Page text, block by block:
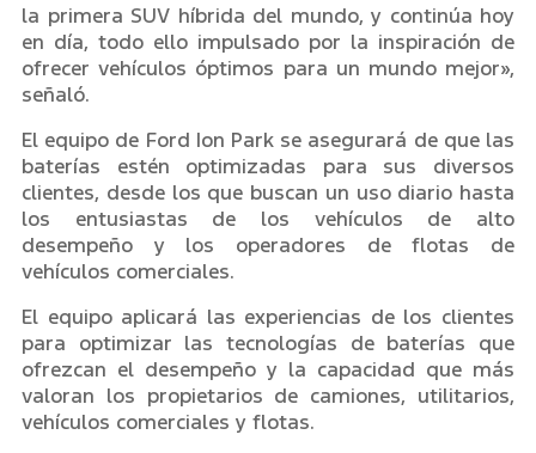
la primera SUV híbrida del mundo, y continúa hoy
en día, todo ello impulsado por la inspiración de
ofrecer vehículos óptimos para un mundo mejor»,
señaló.
El equipo de Ford Ion Park se asegurará de que las
baterías estén optimizadas para sus diversos
clientes, desde los que buscan un uso diario hasta
los entusiastas de los vehículos de alto
desempeño y los operadores de flotas de
vehículos comerciales.
El equipo aplicará las experiencias de los clientes
para optimizar las tecnologías de baterías que
ofrezcan el desempeño y la capacidad que más
valoran los propietarios de camiones, utilitarios,
vehículos comerciales y flotas.